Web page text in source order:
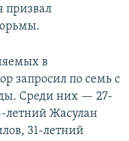
призвал
в
запросил по семь с
Среди них — 27-
летний Жасулан
31-летний